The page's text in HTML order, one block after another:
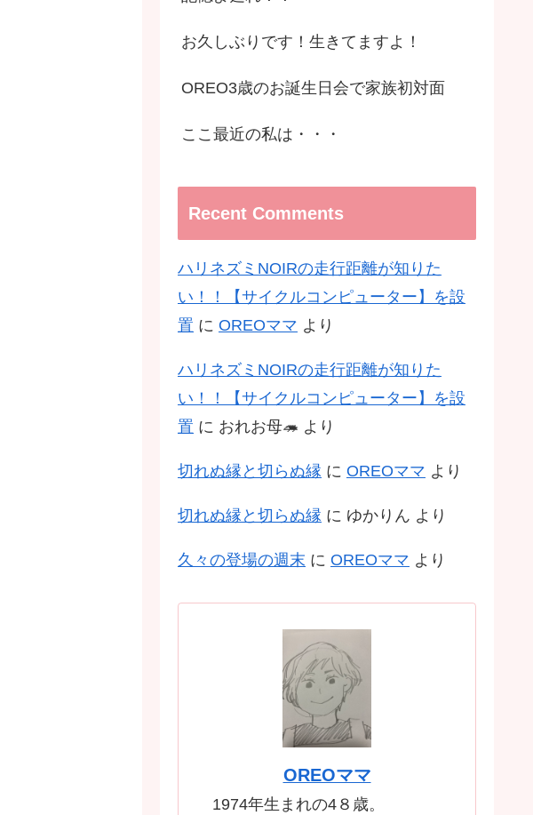
お久しぶりです！生きてますよ！
OREO3歳のお誕生日会で家族初対面
ここ最近の私は・・・
Recent Comments
ハリネズミNOIRの走行距離が知りた
い！！【サイクルコンピューター】を設
置 に OREOママ より
ハリネズミNOIRの走行距離が知りた
い！！【サイクルコンピューター】を設
置 に おれお母🦔 より
切れぬ縁と切らぬ縁 に OREOママ より
切れぬ縁と切らぬ縁 に ゆかりん より
久々の登場の週末 に OREOママ より
OREOママ
1974年生まれの4８歳。